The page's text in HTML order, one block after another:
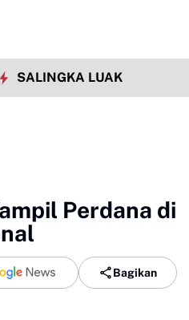
SALINGKA LUAK
Perdana di
Bagikan